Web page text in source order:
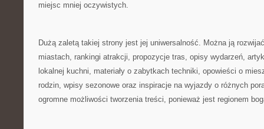
miejsc mniej oczywistych.
Dużą zaletą takiej strony jest jej uniwersalność. Można ją
miastach, rankingi atrakcji, propozycje tras, opisy wydarzeń,
lokalnej kuchni, materiały o zabytkach techniki, opowieści o
rodzin, wpisy sezonowe oraz inspiracje na wyjazdy o różnych
ogromne możliwości tworzenia treści, ponieważ jest regionem